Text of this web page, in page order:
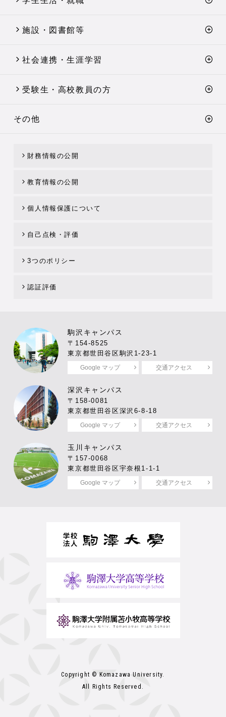
施設・図書館等
社会連携・生涯学習
受験生・高校教員の方
その他
財務情報の公開
教育情報の公開
個人情報保護について
自己点検・評価
3つのポリシー
認証評価
駒沢キャンパス
〒154-8525
東京都世田谷区駒沢1-23-1
Google マップ 交通アクセス
深沢キャンパス
〒158-0081
東京都世田谷区深沢6-8-18
Google マップ 交通アクセス
玉川キャンパス
〒157-0068
東京都世田谷区宇奈根1-1-1
Google マップ 交通アクセス
Copyright © Komazawa University.
All Rights Reserved.